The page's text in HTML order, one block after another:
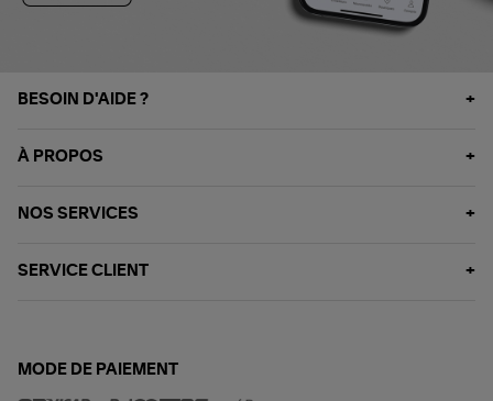
BESOIN D'AIDE ?
À PROPOS
NOS SERVICES
SERVICE CLIENT
MODE DE PAIEMENT